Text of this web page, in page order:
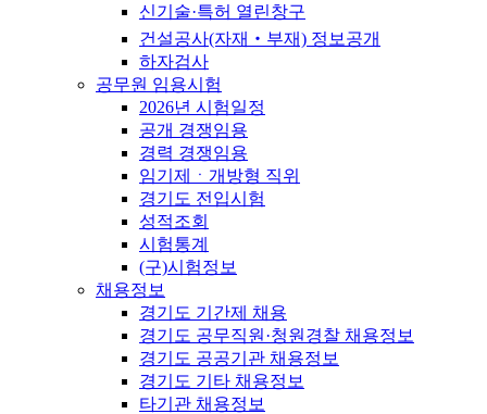
신기술·특허 열린창구
건설공사(자재‧부재) 정보공개
하자검사
공무원 임용시험
2026년 시험일정
공개 경쟁임용
경력 경쟁임용
임기제ㆍ개방형 직위
경기도 전입시험
성적조회
시험통계
(구)시험정보
채용정보
경기도 기간제 채용
경기도 공무직원·청원경찰 채용정보
경기도 공공기관 채용정보
경기도 기타 채용정보
타기관 채용정보